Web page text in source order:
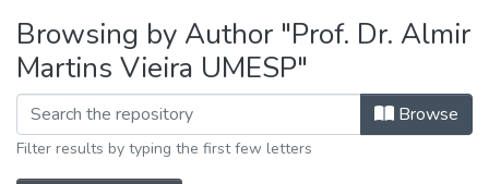
Browsing by Author "Prof. Dr. Almir
Martins Vieira UMESP"
Browse
Filter results by typing the first few letters